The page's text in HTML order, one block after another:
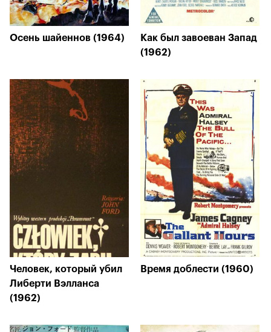
Осень шайеннов (1964)
Как был завоеван Запад
(1962)
Человек, который убил
Либерти Вэлланса
(1962)
Время доблести (1960)